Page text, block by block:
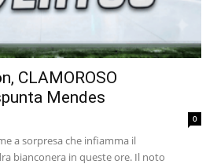
CLAMOROSO
Mendes
0
a sorpresa che infiamma il
bianconera in queste ore. Il noto